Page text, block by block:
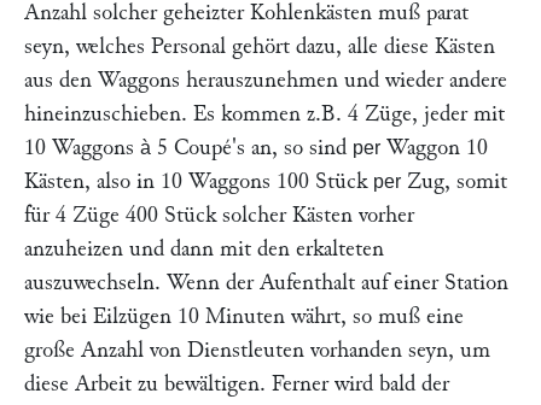
Anzahl solcher geheizter Kohlenkästen muß parat
seyn, welches Personal gehört dazu, alle diese Kästen
aus den Waggons herauszunehmen und wieder andere
hineinzuschieben. Es kommen z.B. 4 Züge, jeder mit
10 Waggons à 5 Coupé's an, so sind per Waggon 10
Kästen, also in 10 Waggons 100 Stück per Zug, somit
für 4 Züge 400 Stück solcher Kästen vorher
anzuheizen und dann mit den erkalteten
auszuwechseln. Wenn der Aufenthalt auf einer Station
wie bei Eilzügen 10 Minuten währt, so muß eine
große Anzahl von Dienstleuten vorhanden seyn, um
diese Arbeit zu bewältigen. Ferner wird bald der